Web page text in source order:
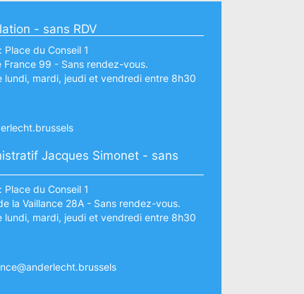
- sans RDV
du Conseil 1
France 99 - Sans rendez-vous.
lundi, mardi, jeudi et vendredi entre 8h30
Jacques Simonet - sans
du Conseil 1
la Vaillance 28A - Sans rendez-vous.
lundi, mardi, jeudi et vendredi entre 8h30